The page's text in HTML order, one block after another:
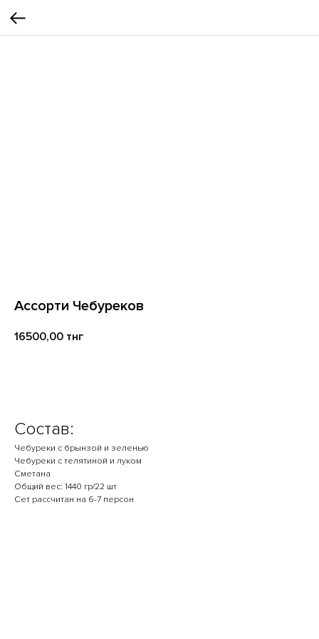
Ассорти Чебуреков
16500,00 тнг
Состав:
Чебуреки с брынзой и зеленью
Чебуреки с телятиной и луком
Сметана
Общий вес: 1440 гр/22 шт
Сет рассчитан на 6-7 персон